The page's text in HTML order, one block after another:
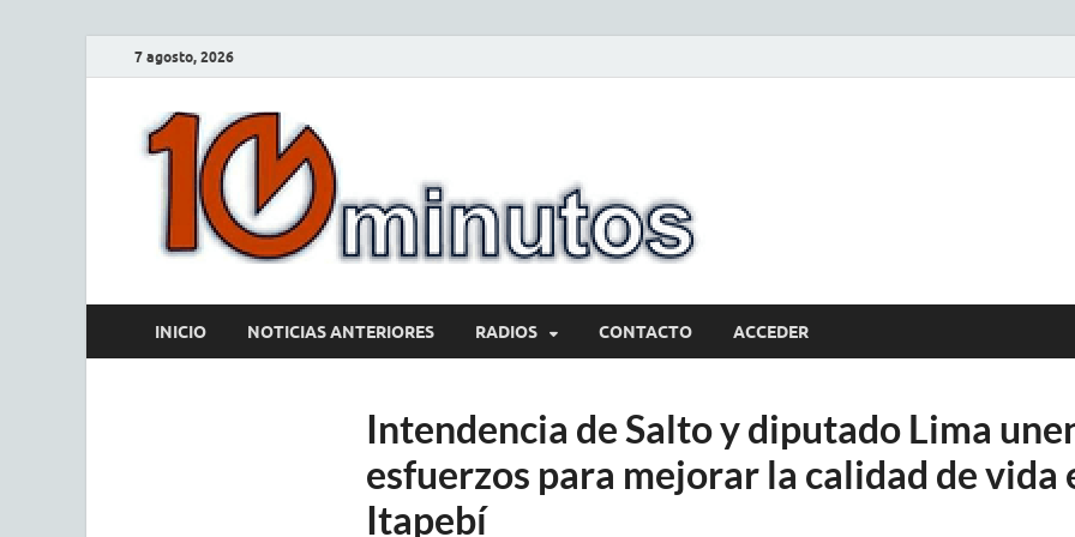
7 agosto, 2026
INICIO NOTICIAS ANTERIORES RADIOS CONTACTO ACCEDER
Intendencia de Salto y diputado Lima
esfuerzos para mejorar la calidad de vida
Itapebí